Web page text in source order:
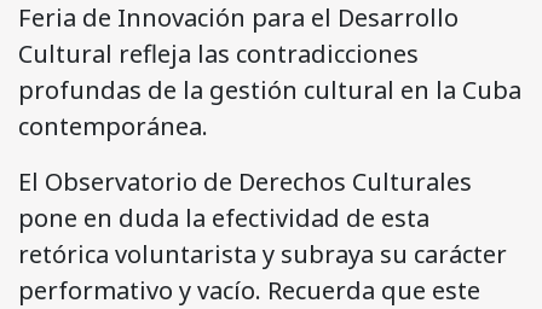
Feria de Innovación para el Desarrollo
Cultural refleja las contradicciones
profundas de la gestión cultural en la Cuba
contemporánea.
El Observatorio de Derechos Culturales
pone en duda la efectividad de esta
retórica voluntarista y subraya su carácter
performativo y vacío. Recuerda que este